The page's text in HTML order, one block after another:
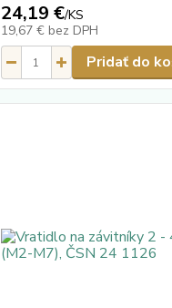
24,19 €/KS
19,67 € bez DPH
Pridať do